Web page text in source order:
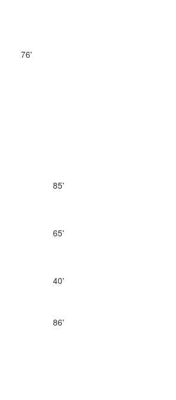
76'
85'
65'
40'
86'